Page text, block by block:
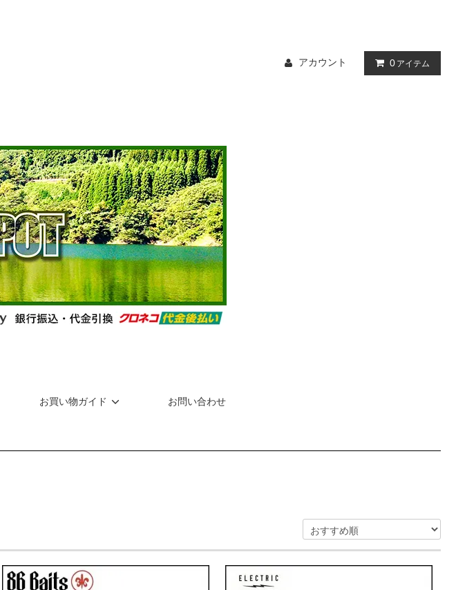
アカウント 0 アイテム
お買い物ガイド お問い合わせ